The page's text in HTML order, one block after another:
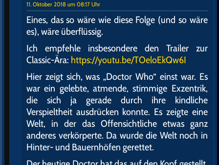
11. Oktober 2018 um 08:17 Uhr
Eines, das so wäre wie diese Folge (und so wäre
es), wäre überflüssig.
Ich empfehle insbesondere den Trailer zur
Classic-Ära: https://youtu.be/TOeloEkQw6I
Hier zeigt sich, was „Doctor Who“ einst war. Es
war ein gelebte, atmende, stimmige Exzentrik,
die sich ja gerade durch ihre kindliche
Verspieltheit ausdrücken konnte. Es zeigte eine
Welt, in der das Offensichtliche etwas ganz
anderes verkörperte. Da wurde die Welt noch in
Hinter- und Bauernhöfen gerettet.